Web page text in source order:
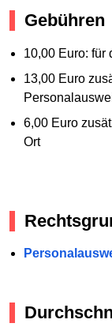
Gebühren
10,00 Euro: für
13,00 Euro
6,00 Euro
Ort